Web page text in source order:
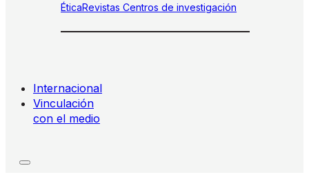
ÉticaRevistas Centros de investigación
Internacional
Vinculación
con el medio